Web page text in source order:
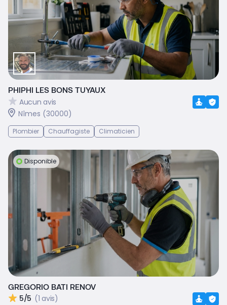
PHIPHI LES BONS TUYAUX
Aucun avis
Nîmes (30000)
Plombier Chauffagiste Climaticien
Disponible
GREGORIO BATI RENOV
5/5 (1 avis)